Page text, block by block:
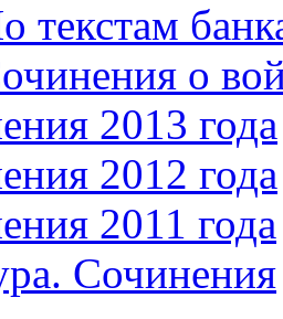
текстам
о
2013 года
2012 года
2011 года
Сочинения